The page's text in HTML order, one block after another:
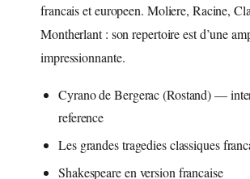
francais et europeen. Moliere, Racine,
Montherlant : son repertoire est d’une
impressionnante.
Cyrano de Bergerac (Rostand) —
reference
Les grandes tragedies classiques
Shakespeare en version francaise